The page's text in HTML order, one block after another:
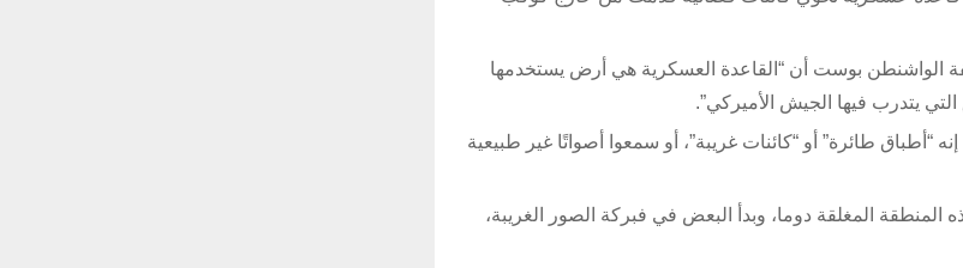
الواشنطن بوست أن “القاعدة العسكرية هي أرض يستخدمها
يتدرب فيها الجيش الأميركي”.
“أطباق طائرة” أو “كائنات غريبة”، أو سمعوا أصواتًا غير طبيعية
المغلقة دوما، وبدأ البعض في فبركة الصور الغريبة،